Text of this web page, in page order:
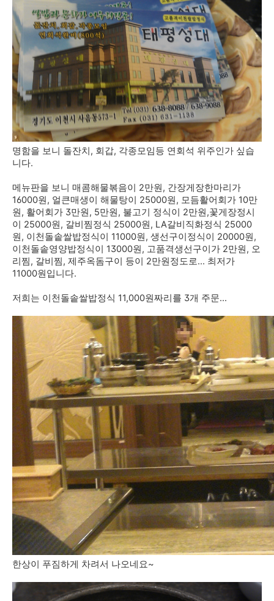
명함을 보니 돌잔치, 회갑, 각종모임등 연회석 위주인가 싶습
니다.
메뉴판을 보니 매콤해물볶음이 2만원, 간장게장한마리가
16000원, 얼큰매생이 해물탕이 25000원, 모듬활어회가 10만
원, 활어회가 3만원, 5만원, 불고기 정식이 2만원,꽃게장정시
이 25000원, 갈비찜정식 25000원, LA갈비직화정식 25000
원, 이천돌솥쌀밥정식이 11000원, 생선구이정식이 20000원,
이천돌솥영양밥정식이 13000원, 고품격생선구이가 2만원, 오
리찜, 갈비찜, 제주옥돔구이 등이 2만원정도로... 최저가
11000원입니다.
저희는 이천돌솥쌀밥정식 11,000원짜리를 3개 주문...
한상이 푸짐하게 차려서 나오네요~